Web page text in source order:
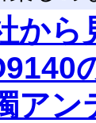
から
アン